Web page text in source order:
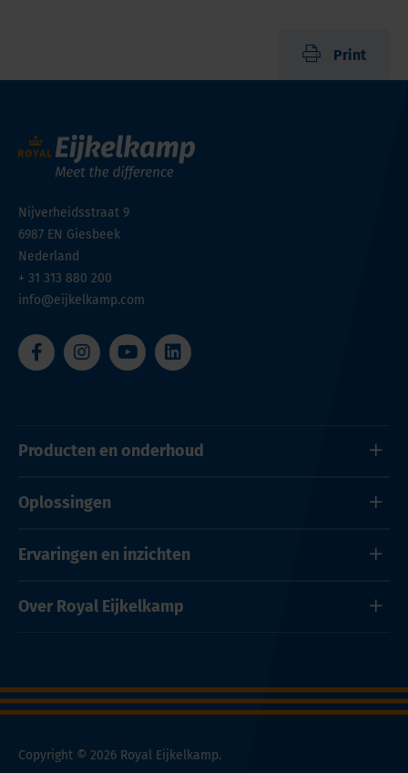
Print
Nijverheidsstraat 9
6987 EN Giesbeek
Nederland
+ 31 313 880 200
info@eijkelkamp.com
Producten en onderhoud
Oplossingen
Ervaringen en inzichten
Over Royal Eijkelkamp
Copyright © 2026 Royal Eijkelkamp.